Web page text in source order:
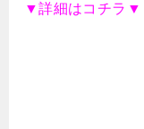
▼詳細はコチラ▼